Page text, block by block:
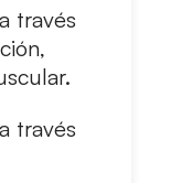
través
través